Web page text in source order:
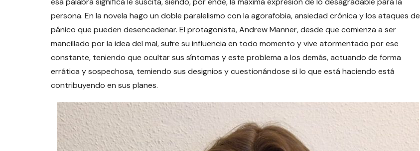
persona. En la novela hago un doble paralelismo con la agorafobia, ansiedad crónica y los ataques de
pánico que pueden desencadenar. El protagonista, Andrew Manner, desde que comienza a ser
mancillado por la idea del mal, sufre su influencia en todo momento y vive atormentado por ese
constante, teniendo que ocultar sus síntomas y este problema a los demás, actuando de forma
errática y sospechosa, temiendo sus designios y cuestionándose si lo que está haciendo está
contribuyendo en sus planes.